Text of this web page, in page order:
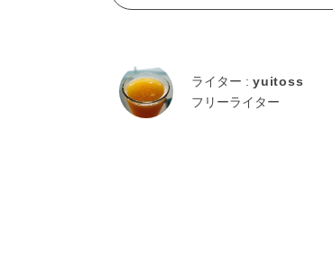
ライター : yuitoss
フリーライター